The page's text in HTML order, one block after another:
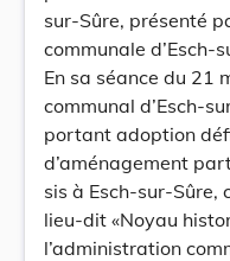
sur-Sûre, présenté
communale d’Esch-
En sa séance du 21
communal d’Esch-
portant adoption
d’aménagement
sis à Esch-sur-Sûre,
lieu-dit «Noyau
l’administration